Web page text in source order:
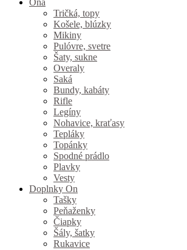
Tričká, topy
Košele, blúzky
Mikiny
Pulóvre, svetre
Šaty, sukne
Overaly
Saká
Bundy, kabáty
Rifle
Legíny
Nohavice, kraťasy
Tepláky
Topánky
Spodné prádlo
Plavky
Vesty
Doplnky On
Tašky
Peňaženky
Čiapky
Šály, šatky
Rukavice